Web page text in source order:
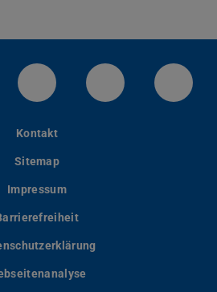
der TU Darmstadt
Kanal der TU
Bluesky-Kanal der TU
Facebook-
Kontakt
Sitemap
Impressum